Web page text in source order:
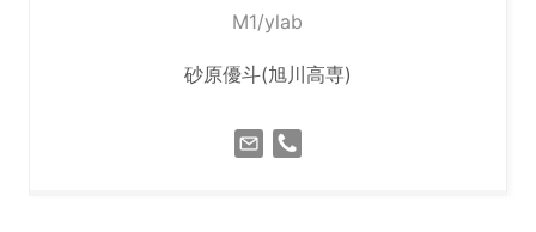
M1/ylab
砂原優斗(旭川高専)